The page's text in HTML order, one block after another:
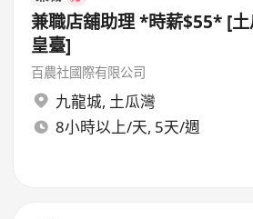
兼職店舖助理 *時薪$55* [
皇臺]
百農社國際有限公司
九龍城, 土瓜灣
8小時以上/天, 5天/週